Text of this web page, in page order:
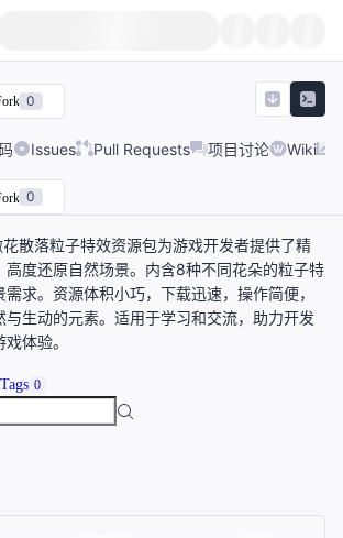
0
Issues Pull Requests 项目讨论 Wiki
0
散落粒子特效资源包为游戏开发者提供了精
高度还原自然场景。内含8种不同花朵的粒子特
求。资源体积小巧，下载迅速，操作简便，
与生动的元素。适用于学习和交流，助力开发
体验。
Tags 0